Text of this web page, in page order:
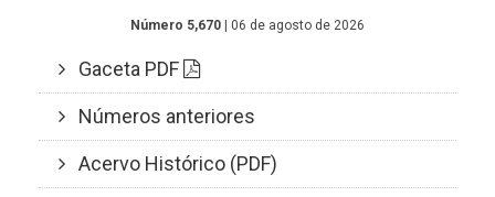
Número 5,670 | 06 de agosto de 2026
Gaceta PDF
Números anteriores
Acervo Histórico (PDF)